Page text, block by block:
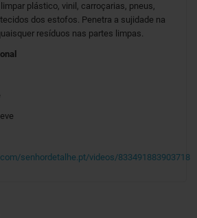
plástico, vinil, carroçarias, pneus,
dos estofos. Penetra a sujidade na
resíduos nas partes limpas.
senhordetalhe.pt/videos/833491883903718